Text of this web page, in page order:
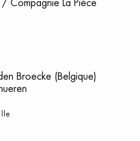
/ Compagnie La Pièce
Broecke (Belgique)